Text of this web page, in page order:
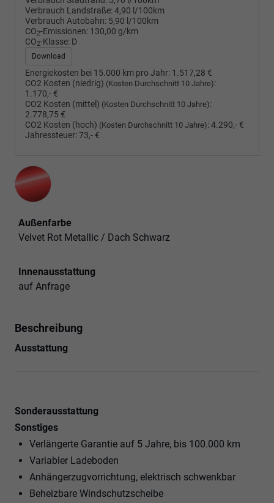
Verbrauch Landstraße:4,90 l/100km
Verbrauch Autobahn: 5,90 l/100km
CO2-Emissionen: 130,00 g/km
CO2-Klasse: D
Download
Energiekosten bei 15.000 km pro Jahr: 1.517,28 €
CO2 Kosten (niedrig) (Kosten Durchschnitt 10 Jahre):
1.170,- €
CO2 Kosten (mittel) (Kosten Durchschnitt 10 Jahre):
2.778,75 €
CO2 Kosten (hoch) (Kosten Durchschnitt 10 Jahre):4.290,- €
Jahressteuer:73,- €
Außenfarbe
Velvet Rot Metallic / Dach Schwarz
Innenausstattung
auf Anfrage
Beschreibung
Ausstattung
Sonderausstattung
Sonstiges
Verlängerte Garantie auf 5 Jahre, bis 100.000 km
Variabler Ladeboden
Anhängerzugvorrichtung, elektrisch schwenkbar
Beheizbare Windschutzscheibe